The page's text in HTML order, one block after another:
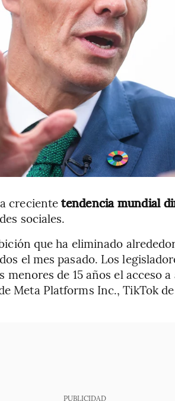
crecientetendencia mundial
sociales.
que ha eliminado
el mes pasado. Los
de 15 años el acceso
Meta Platforms Inc., TikTok
PUBLICIDAD